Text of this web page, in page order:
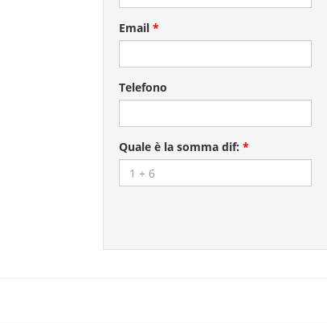
Email *
Telefono
Quale è la somma dif: *